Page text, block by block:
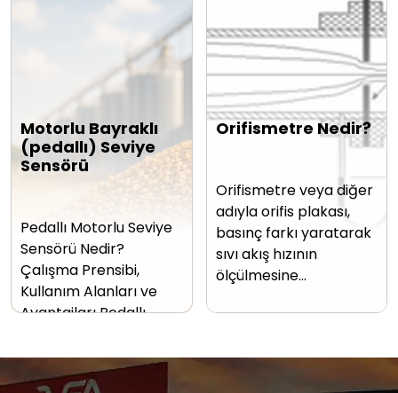
Motorlu Bayraklı
(pedallı) Seviye
Sensörü
Pedallı Motorlu Seviye
Sensörü Nedir?
Çalışma Prensibi,
Kullanım Alanları ve
Avantajları Pedallı…
Orifismetre Nedir?
Orifismetre veya diğer
adıyla orifis plakası,
basınç farkı yaratarak
sıvı akış hızının
ölçülmesine…